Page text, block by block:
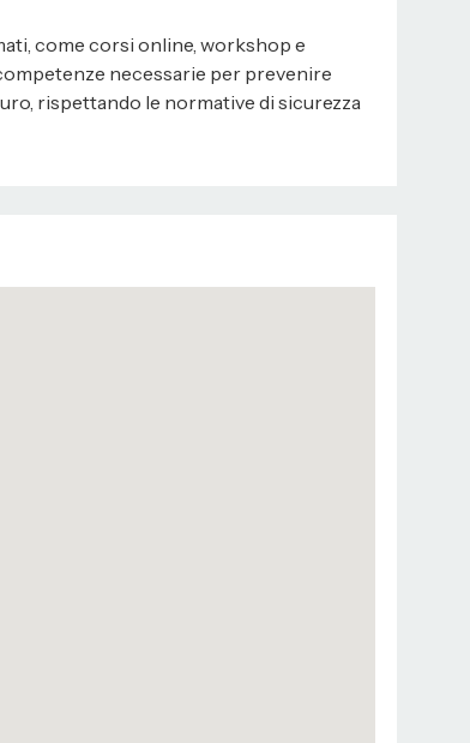
come corsi online, workshop e
necessarie per prevenire
rispettando le normative di sicurezza